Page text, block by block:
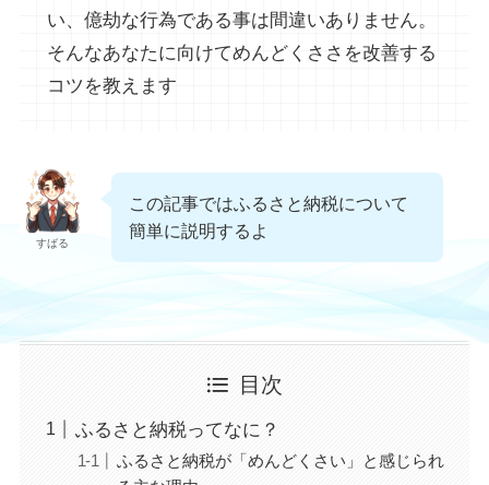
い、億劫な行為である事は間違いありません。
そんなあなたに向けてめんどくささを改善する
コツを教えます
すばる
この記事ではふるさと納税について
簡単に説明するよ
目次
ふるさと納税ってなに？
ふるさと納税が「めんどくさい」と感じられ